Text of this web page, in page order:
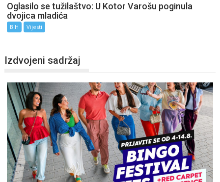
Oglasilo se tužilaštvo: U Kotor Varošu poginula
dvojica mladića
BiH Vijesti
Izdvojeni sadržaj